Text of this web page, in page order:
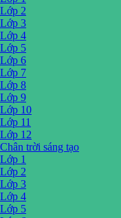
Lớp 2
Lớp 3
Lớp 4
Lớp 5
Lớp 6
Lớp 7
Lớp 8
Lớp 9
Lớp 10
Lớp 11
Lớp 12
Chân trời sáng tạo
Lớp 1
Lớp 2
Lớp 3
Lớp 4
Lớp 5